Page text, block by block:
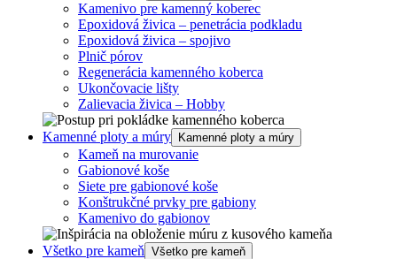
Kamenivo pre kamenný koberec
Epoxidová živica – penetrácia podkladu
Epoxidová živica – spojivo
Plnič pórov
Regenerácia kamenného koberca
Ukončovacie lišty
Zalievacia živica – Hobby
Kamenné ploty a múry Kamenné ploty a múry
Kameň na murovanie
Gabionové koše
Siete pre gabionové koše
Konštrukčné prvky pre gabiony
Kamenivo do gabionov
Všetko pre kameň Všetko pre kameň